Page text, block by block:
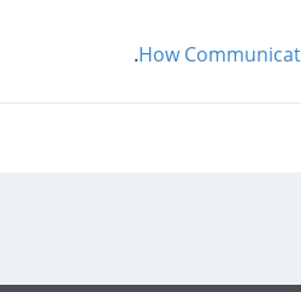
How
.